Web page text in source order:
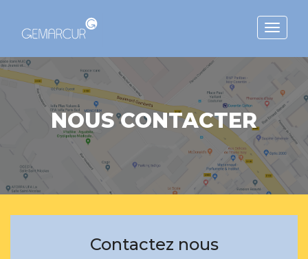
Toggle
NOUS CONTACTER
Contactez nous